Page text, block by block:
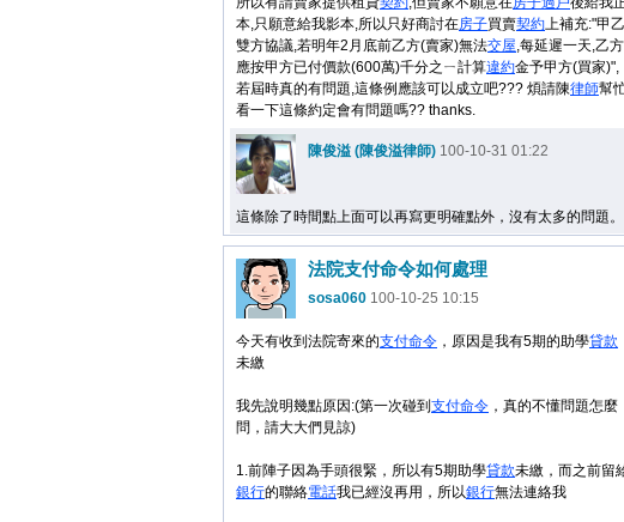
本,只願意給我影本,所以只好商討在房子買賣契約上補充:"甲乙
雙方協議,若明年2月底前乙方(賣家)無法交屋,每延遲一天,乙方
應按甲方已付價款(600萬)千分之ㄧ計算違約金予甲方(買家)",
若屆時真的有問題,這條例應該可以成立吧??? 煩請陳律師幫
看一下這條約定會有問題嗎?? thanks.
陳俊溢 (陳俊溢律師) 100-10-31 01:22
這條除了時間點上面可以再寫更明確點外，沒有太多的問題。
法院支付命令如何處理
sosa060 100-10-25 10:15
今天有收到法院寄來的支付命令 ，原因是我有5期的助學貸款
未繳
我先說明幾點原因:(第一次碰到 支付命令 ，真的不懂問題怎麼
問，請大大們見諒)
1.前陣子因為手頭很緊，所以有5期助學貸款未繳，而之前留
銀行的聯絡電話我已經沒再用，所以銀行無法連絡我